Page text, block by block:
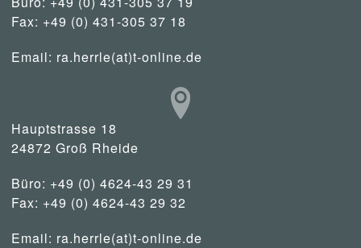
Fax: +49 (0) 431-305 37 18
Email: ra.herrle(at)t-online.de
Hauptstrasse 18
24872 Groß Rheide
Büro: +49 (0) 4624-43 29 31
Fax: +49 (0) 4624-43 29 32
Email: ra.herrle(at)t-online.de